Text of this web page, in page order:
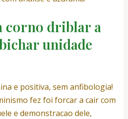
corno driblar a
unidade
e positiva, sem anfibologia!
fez foi forcar a cair com
e demonstracao dele,